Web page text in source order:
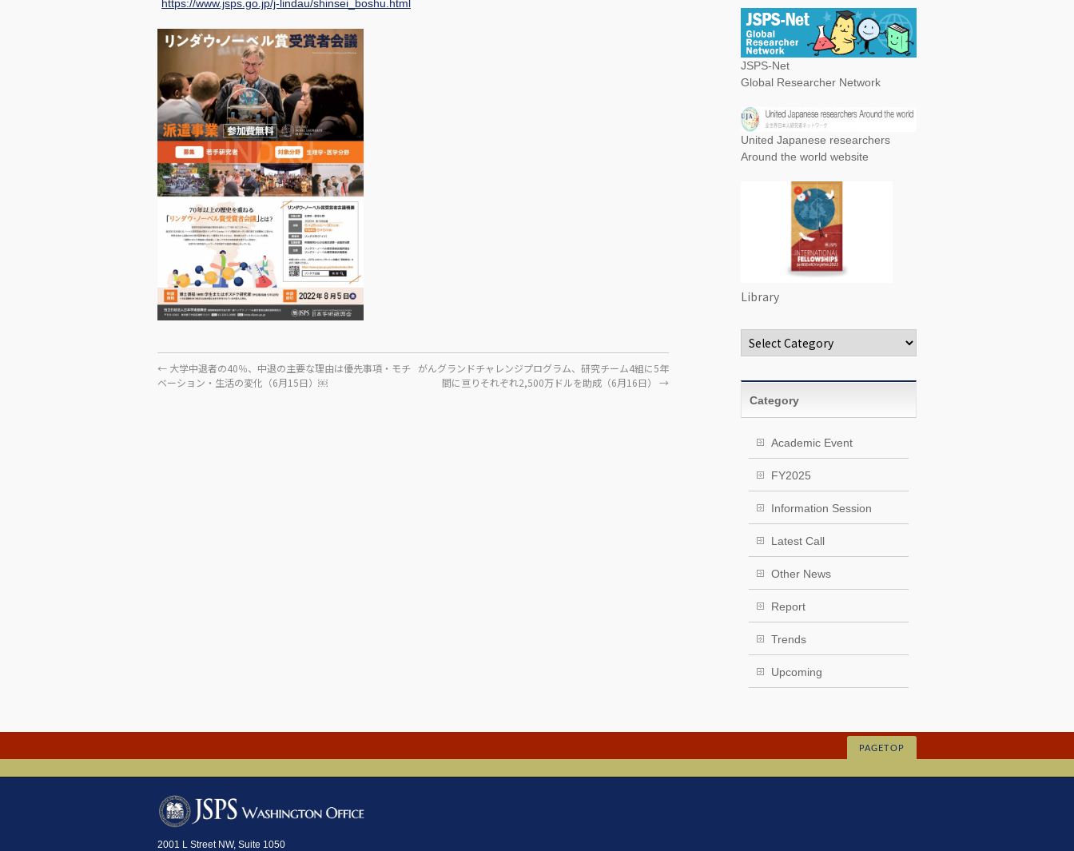
https://www.jsps.go.jp/j-lindau/shinsei_boshu.html
← 大学中退者の40％、中退の主要な理由は優先事項・モチ
ベーション・生活の変化（6月15日）￼
がんグランドチャレンジプログラム、研究チーム4組に5年
間に亘りそれぞれ2,500万ドルを助成（6月16日） →
JSPS-Net
Global Researcher Network
United Japanese researchers
Around the world website
Library
Categories
Category
Academic Event
FY2025
Information Session
Latest Call
Other News
Report
Trends
Upcoming
PAGETOP
2001 L Street NW, Suite 1050